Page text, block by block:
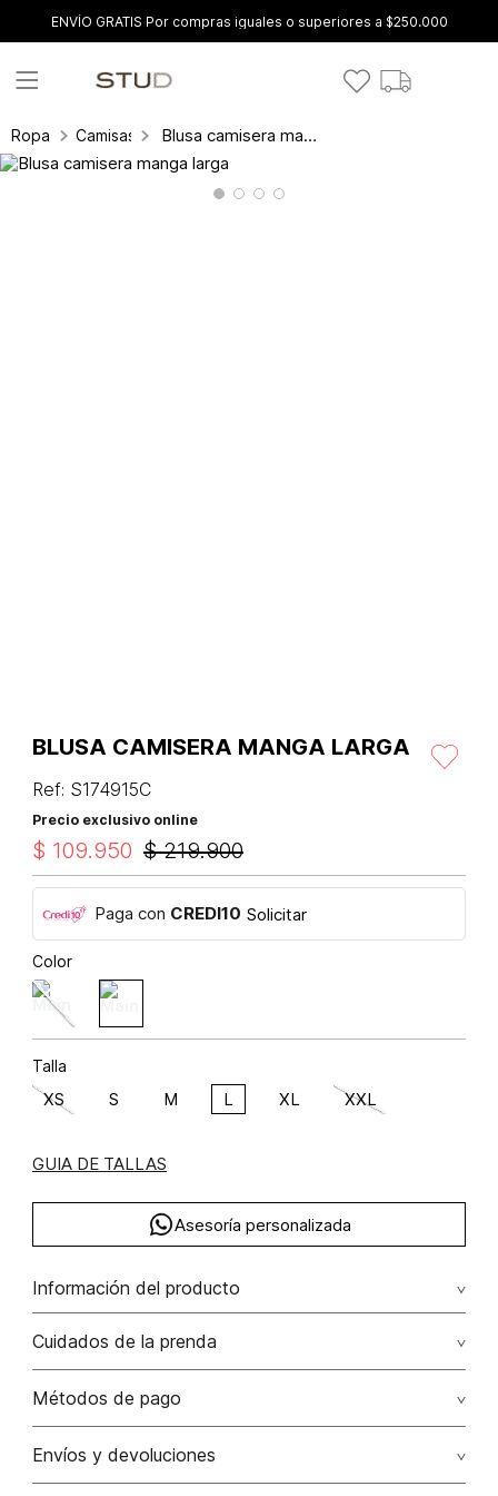
ENVÍO GRATIS Por compras iguales o superiores a $250.000
Ropa Camisas y blusas Blusa camisera manga larga
BLUSA CAMISERA MANGA LARGA
Ref: S174915C
Precio exclusivo online
$ 219.900
$ 109.950
Paga con CREDI10 Solicitar
Color
Talla
XS S M L XL XXL
GUIA DE TALLAS
Asesoría personalizada
Información del producto
C28-basicos y esenciales col 25-03 viscosa 58% rayón 42%
58.00% viscosa/viscose42.00% rayón/rayon
Cuidados de la prenda
Lavar a mano por separado / no dejar en remojo / no
No usar lejia
Métodos de pago
Tarjetas de crédito: Visa, Dinners, Master Card y American
Envíos y devoluciones